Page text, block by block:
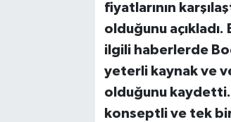
fiyatlarının
olduğunu açıkladı.
ilgili haberlerde
yeterli kaynak ve
olduğunu kaydetti.
konseptli ve tek